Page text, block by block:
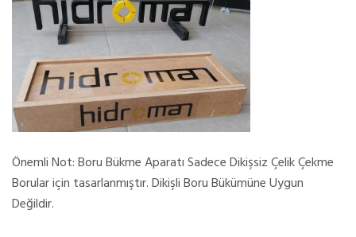
Önemli Not: Boru Bükme Aparatı Sadece Dikişsiz Çelik Çekme
Borular için tasarlanmıştır. Dikişli Boru Bükümüne Uygun
Değildir.